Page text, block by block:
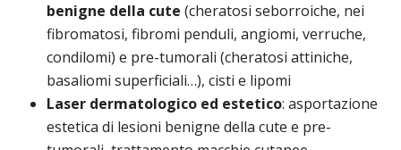
benigne della cute (cheratosi seborroiche, nei
fibromatosi, fibromi penduli, angiomi, verruche,
condilomi) e pre-tumorali (cheratosi attiniche,
basaliomi superficiali…), cisti e lipomi
Laser dermatologico ed estetico: asportazione
estetica di lesioni benigne della cute e pre-